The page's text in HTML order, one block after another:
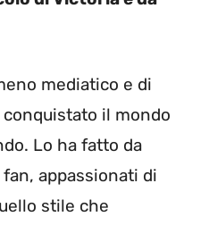
mediatico e di
il mondo
Lo ha fatto da
appassionati di
stile che